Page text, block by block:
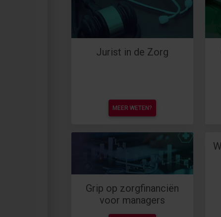
Jurist in de Zorg
MEER WETEN?
Grip op zorgfinanciën
voor managers